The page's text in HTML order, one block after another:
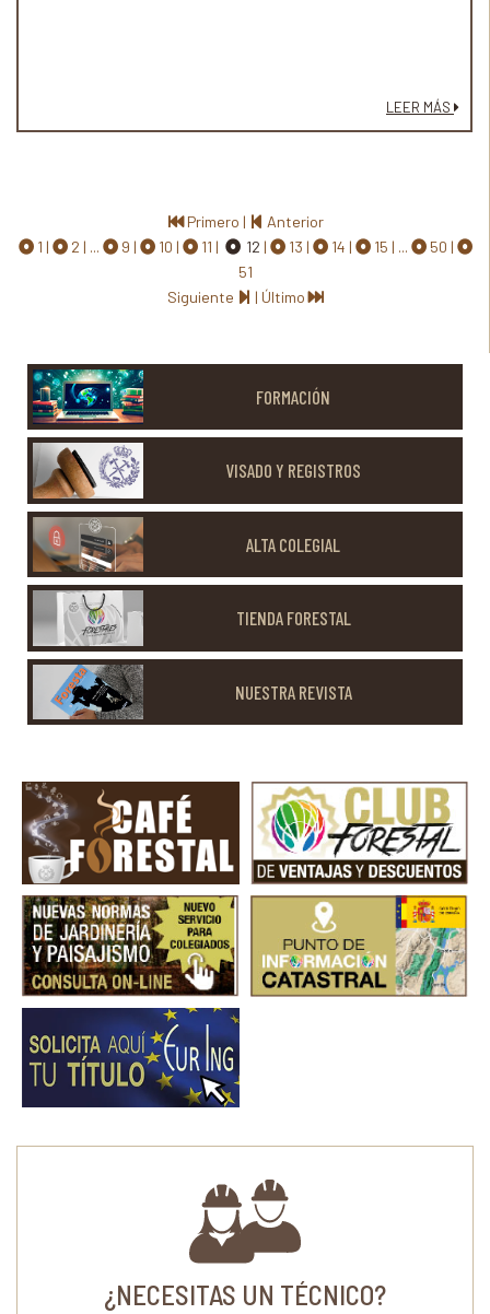
LEER MÁS
Primero |
Anterior
1
2 ... 9 10 11 12 13 14 15 ...
50
51
Siguiente
| Último
FORMACIÓN
VISADO Y REGISTROS
ALTA COLEGIAL
TIENDA FORESTAL
NUESTRA REVISTA
¿NECESITAS UN TÉCNICO?